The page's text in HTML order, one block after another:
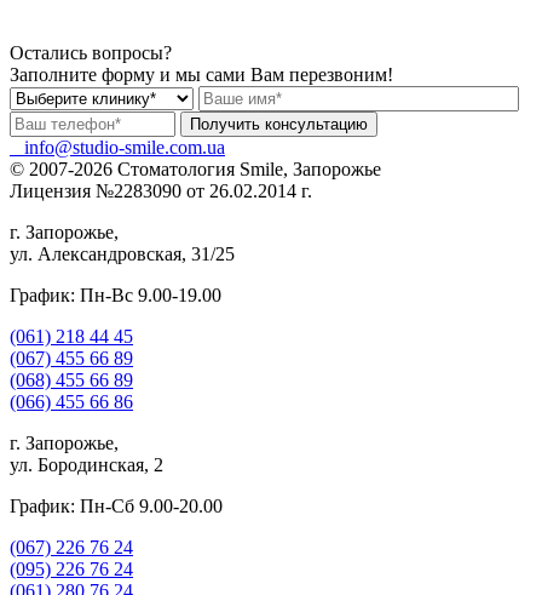
Остались вопросы?
Заполните форму и мы сами Вам перезвоним!
info@studio-smile.com.ua
© 2007-2026 Стоматология Smile, Запорожье
Лицензия №2283090 от 26.02.2014 г.
г. Запорожье,
ул. Александровская, 31/25
График: Пн-Вс 9.00-19.00
(061) 218 44 45
(067) 455 66 89
(068) 455 66 89
(066) 455 66 86
г. Запорожье,
ул. Бородинская, 2
График: Пн-Сб 9.00-20.00
(067) 226 76 24
(095) 226 76 24
(061) 280 76 24